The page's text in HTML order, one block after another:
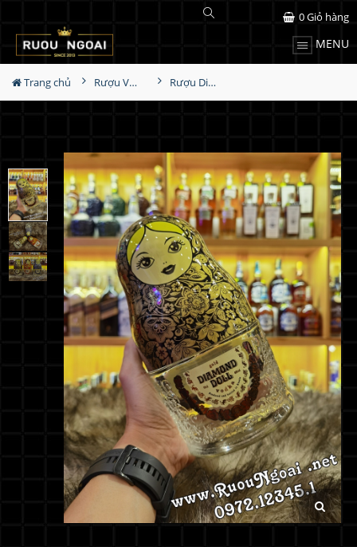
MENU
0Giỏ hàng
Trang chủ Rượu Vodka Rượu Diamond Doll Vodka Gold